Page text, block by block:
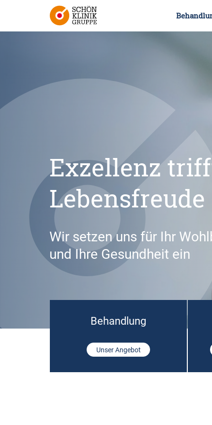
Exzellenz
Lebensfreude
Wir setzen uns für Ihr
und Ihre Gesundheit ein
Behandlung
Unser Angebot